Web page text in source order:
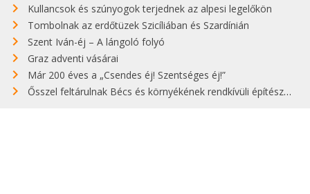
Kullancsok és szúnyogok terjednek az alpesi legelőkön
Tombolnak az erdőtüzek Szicíliában és Szardínián
Szent Iván-éj – A lángoló folyó
Graz adventi vásárai
Már 200 éves a „Csendes éj! Szentséges éj!”
Ősszel feltárulnak Bécs és környékének rendkívüli építészeti kincsei